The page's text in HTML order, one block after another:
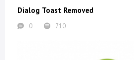
Dialog Toast Removed
0 710